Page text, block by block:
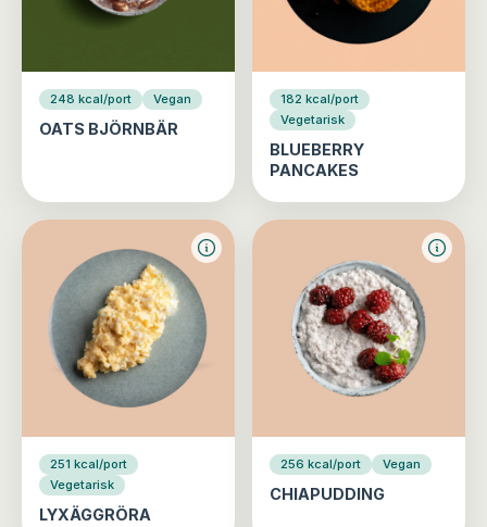
248 kcal/port Vegan
OATS BJÖRNBÄR
182 kcal/port
Vegetarisk
BLUEBERRY
PANCAKES
251 kcal/port
Vegetarisk
LYXÄGGRÖRA
256 kcal/port Vegan
CHIAPUDDING